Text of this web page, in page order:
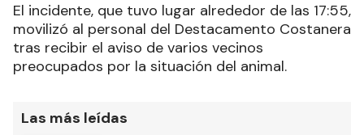
El incidente, que tuvo lugar alrededor de las 17:55,
movilizó al personal del Destacamento Costanera
tras recibir el aviso de varios vecinos
preocupados por la situación del animal.
Las más leídas